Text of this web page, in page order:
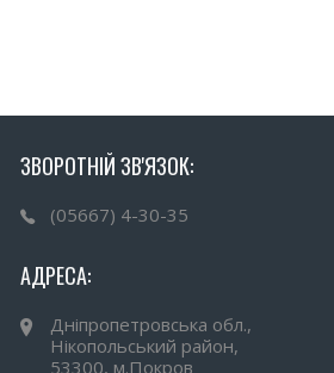
ЗВОРОТНІЙ ЗВ'ЯЗОК:
(05667) 4-30-35
АДРЕСА:
Дніпропетровська обл.,
Нікопольський район,
53300, м.Покров